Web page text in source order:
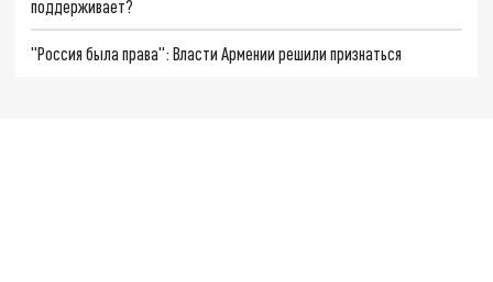
поддерживает?
"Россия была права": Власти Армении решили признаться